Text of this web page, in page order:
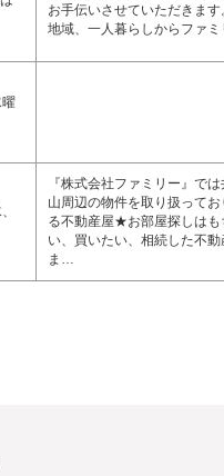
お手伝いさせていただきま
地域、一人暮らしからファ
『株式会社ファミリー』で
山周辺の物件を取り扱って
る不動産屋★お部屋探しはも
い、買いたい、相続した不動
ま…